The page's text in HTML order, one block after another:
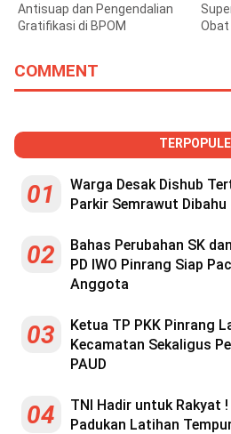
Antisuap dan Pengendalian
Gratifikasi di BPOM
Obat
COMMENT
01
Warga Desak Dishub
Parkir Semrawut
02
Bahas Perubahan SK
PD IWO Pinrang Siap
Anggota
03
Ketua TP PKK Pinrang
Kecamatan Sekaligus
PAUD
04
TNI Hadir untuk Rakyat
Padukan Latihan